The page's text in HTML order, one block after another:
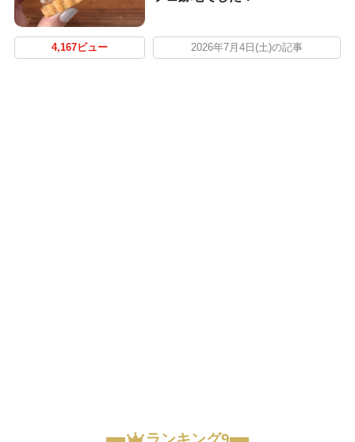
4,167ビュー 2026年7月4日(土)の記事